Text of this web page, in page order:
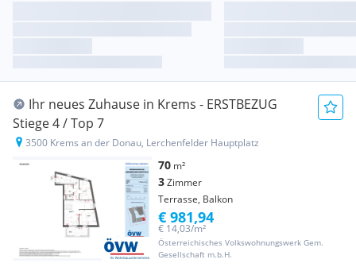
Ihr neues Zuhause in Krems - ERSTBEZUG
Stiege 4 / Top 7
3500 Krems an der Donau, Lerchenfelder Hauptplatz
70 m²
3Zimmer
Terrasse, Balkon
Österreichisches Volkswohnungswerk Gem.
Gesellschaft m.b.H.
€ 14,03/m²
€ 981,94